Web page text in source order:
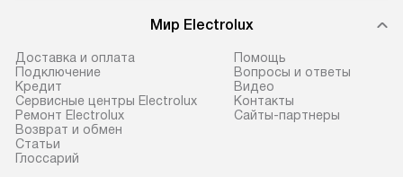
Мир Electrolux
Доставка и оплата
Подключение
Кредит
Сервисные центры Electrolux
Ремонт Electrolux
Возврат и обмен
Cтатьи
Глоссарий
Помощь
Вопросы и ответы
Видео
Контакты
Сайты-партнеры